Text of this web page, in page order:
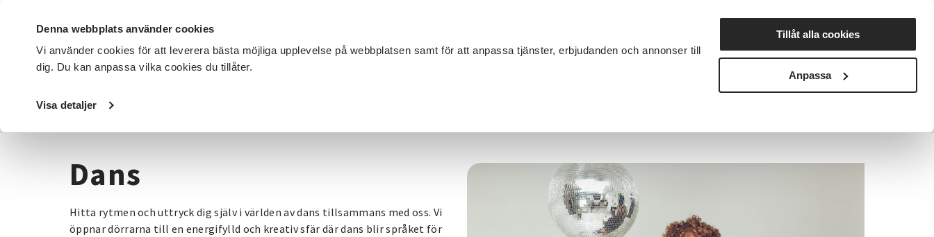
Denna webbplats använder cookies
Vi använder cookies för att leverera bästa möjliga upplevelse på webbplatsen samt för att anpassa tjänster, erbjudanden och annonser till
dig. Du kan anpassa vilka cookies du tillåter.
Visa detaljer
Tillåt alla cookies
Anpassa
DET HÄR GÖR VI FÖR DIG SOM SÖK KURSER OCH EVENEMANG Nyheter Avdelningar
Startsida / Kurser och evenemang
Dans
Hitta rytmen och uttryck dig själv i världen av dans tillsammans med oss. Vi
öppnar dörrarna till en energifylld och kreativ sfär där dans blir språket för